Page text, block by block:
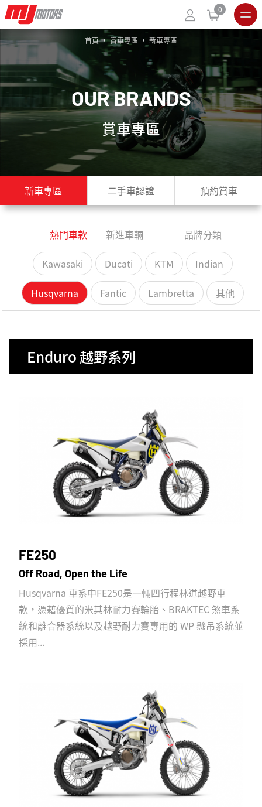
0
OURBRANDS
賞車專區
首頁 賞車專區 新車專區
新車專區 二手車認證 預約賞車
熱門車款 新進車輛 品牌分類
Kawasaki Ducati KTM Indian
Husqvarna Fantic Lambretta 其他
Enduro 越野系列
FE250
Off Road, Open the Life
Husqvarna 車系中FE250是一輛四行程林道越野車
款，憑藉優質的米其林耐力賽輪胎、BRAKTEC 煞車系
統和離合器系統以及越野耐力賽專用的 WP 懸吊系統並
採用...